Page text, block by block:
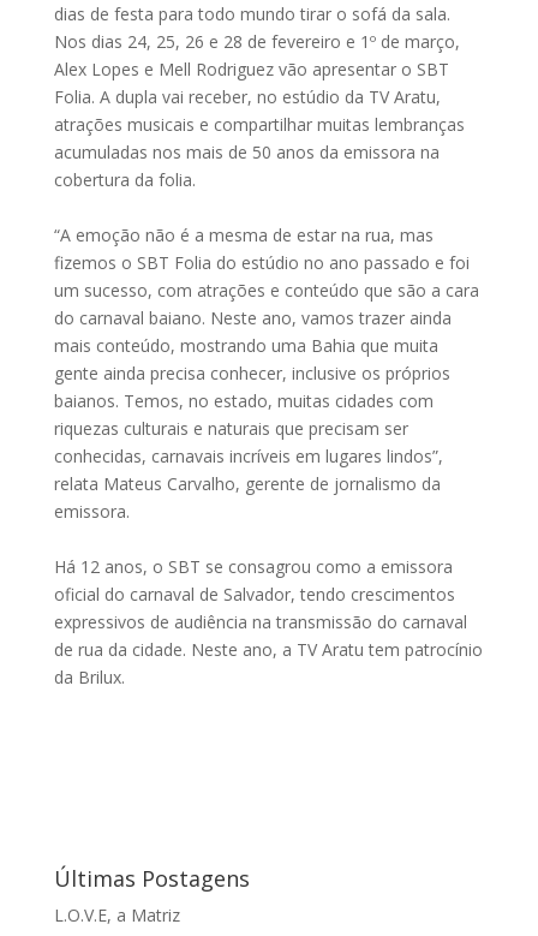
dias de festa para todo mundo tirar o sofá da sala.
Nos dias 24, 25, 26 e 28 de fevereiro e 1º de março,
Alex Lopes e Mell Rodriguez vão apresentar o SBT
Folia. A dupla vai receber, no estúdio da TV Aratu,
atrações musicais e compartilhar muitas lembranças
acumuladas nos mais de 50 anos da emissora na
cobertura da folia.
“A emoção não é a mesma de estar na rua, mas
fizemos o SBT Folia do estúdio no ano passado e foi
um sucesso, com atrações e conteúdo que são a cara
do carnaval baiano. Neste ano, vamos trazer ainda
mais conteúdo, mostrando uma Bahia que muita
gente ainda precisa conhecer, inclusive os próprios
baianos. Temos, no estado, muitas cidades com
riquezas culturais e naturais que precisam ser
conhecidas, carnavais incríveis em lugares lindos”,
relata Mateus Carvalho, gerente de jornalismo da
emissora.
Há 12 anos, o SBT se consagrou como a emissora
oficial do carnaval de Salvador, tendo crescimentos
expressivos de audiência na transmissão do carnaval
de rua da cidade. Neste ano, a TV Aratu tem patrocínio
da Brilux.
Últimas Postagens
L.O.V.E, a Matriz